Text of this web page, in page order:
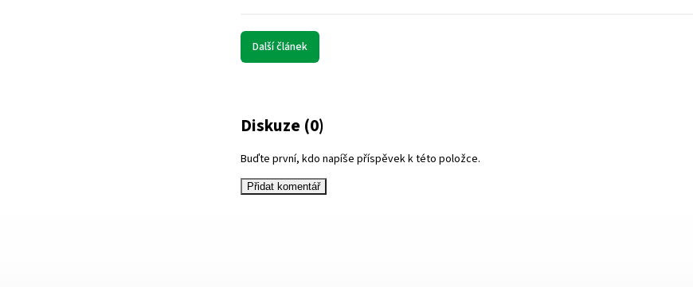
Další článek
Diskuze (0)
Buďte první, kdo napíše příspěvek k této položce.
Přidat komentář